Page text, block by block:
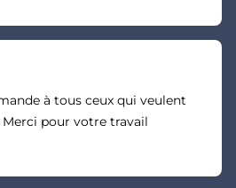
à tous ceux qui veulent
pour votre travail